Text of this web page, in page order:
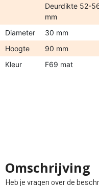
Deurdikte 52-
mm
Diameter
30 mm
Hoogte
90 mm
Kleur
F69 mat
Omschrijving
Heb je vragen over de